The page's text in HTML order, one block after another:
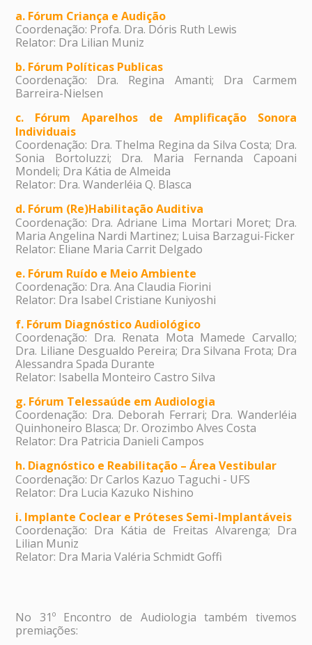
a. Fórum Criança e Audição
Coordenação: Profa. Dra. Dóris Ruth Lewis
Relator: Dra Lilian Muniz
b. Fórum Políticas Publicas
Coordenação: Dra. Regina Amanti; Dra Carmem
Barreira-Nielsen
c. Fórum Aparelhos de Amplificação Sonora
Individuais
Coordenação: Dra. Thelma Regina da Silva Costa; Dra.
Sonia Bortoluzzi; Dra. Maria Fernanda Capoani
Mondeli; Dra Kátia de Almeida
Relator: Dra. Wanderléia Q. Blasca
d. Fórum (Re)Habilitação Auditiva
Coordenação: Dra. Adriane Lima Mortari Moret; Dra.
Maria Angelina Nardi Martinez; Luisa Barzagui-Ficker
Relator: Eliane Maria Carrit Delgado
e. Fórum Ruído e Meio Ambiente
Coordenação: Dra. Ana Claudia Fiorini
Relator: Dra Isabel Cristiane Kuniyoshi
f. Fórum Diagnóstico Audiológico
Coordenação: Dra. Renata Mota Mamede Carvallo;
Dra. Liliane Desgualdo Pereira; Dra Silvana Frota; Dra
Alessandra Spada Durante
Relator: Isabella Monteiro Castro Silva
g. Fórum Telessaúde em Audiologia
Coordenação: Dra. Deborah Ferrari; Dra. Wanderléia
Quinhoneiro Blasca; Dr. Orozimbo Alves Costa
Relator: Dra Patricia Danieli Campos
h. Diagnóstico e Reabilitação – Área Vestibular
Coordenação: Dr Carlos Kazuo Taguchi - UFS
Relator: Dra Lucia Kazuko Nishino
i. Implante Coclear e Próteses Semi-Implantáveis
Coordenação: Dra Kátia de Freitas Alvarenga; Dra
Lilian Muniz
Relator: Dra Maria Valéria Schmidt Goffi
No 31º Encontro de Audiologia também tivemos
premiações: